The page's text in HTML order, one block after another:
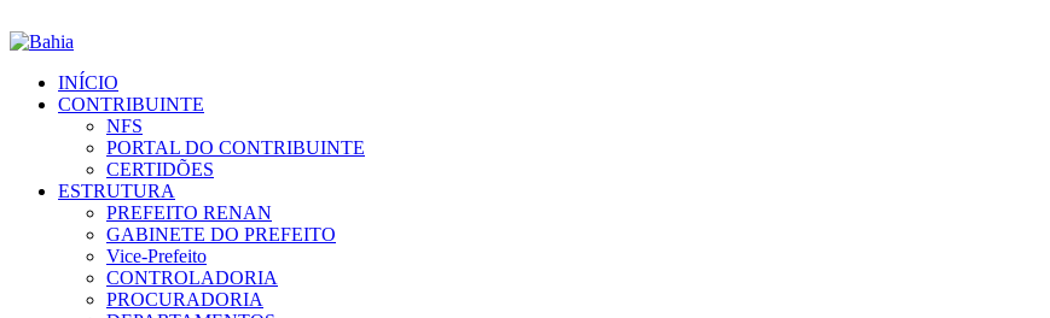
INÍCIO
CONTRIBUINTE
NFS
PORTAL DO CONTRIBUINTE
CERTIDÕES
ESTRUTURA
PREFEITO RENAN
GABINETE DO PREFEITO
Vice-Prefeito
CONTROLADORIA
PROCURADORIA